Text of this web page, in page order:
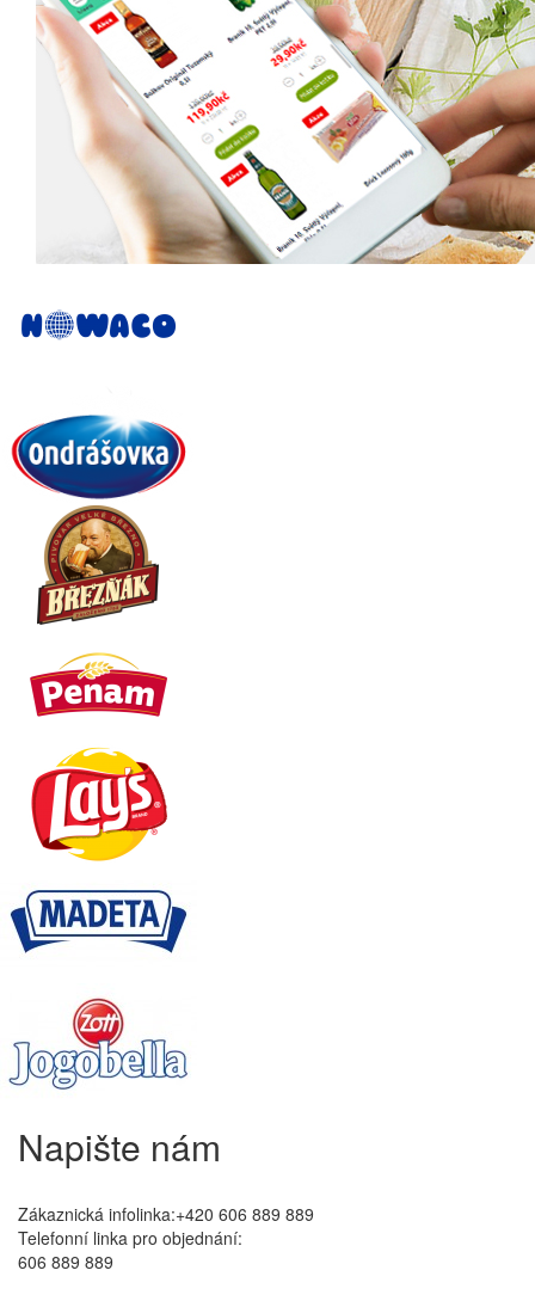
Napište nám
Zákaznická infolinka:+420 606 889 889
Telefonní linka pro objednání:
606 889 889